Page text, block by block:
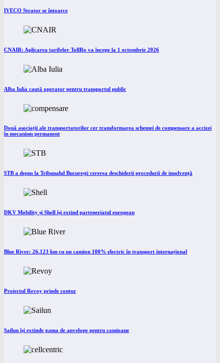
IVECO Strator se întoarce
CNAIR: Aplicarea tarifelor TollRo va începe la 1 octombrie 2026
Alba Iulia caută operator pentru transportul public
Două asociații ale transportatorilor cer transformarea schemei de compensare a accizei
în mecanism permanent
STB a depus la Tribunalul București cererea deschiderii procedurii de insolvență
DKV Mobility și Shell își extind parteneriatul european
Blue River: 26.123 km cu un camion 100% electric în transport internațional
Proiectul Revoy prinde contur
Sailun își extinde gama de anvelope pentru camioane